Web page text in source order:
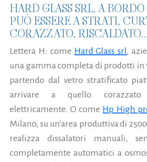
HARD GLASS SRL, A
PUÒ ESSERE A STRATI,
CORAZZATO,
Lettera H: come Hard Glass srl ,
una gamma completa di prodotti in
partendo dal vetro stratificato
arrivare a quello
elettricamente. O come Hp High
Milano, su un'area produttiva di
realizza dissalatori manuali,
completamente automatici a